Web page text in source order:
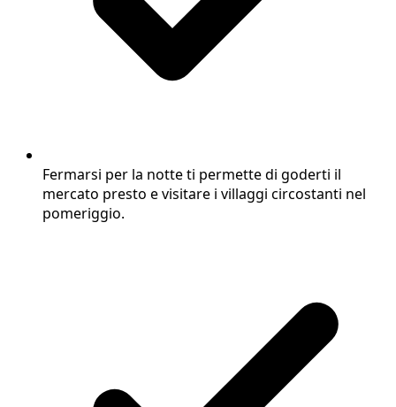
Fermarsi per la notte ti permette di goderti il
mercato presto e visitare i villaggi circostanti nel
pomeriggio.